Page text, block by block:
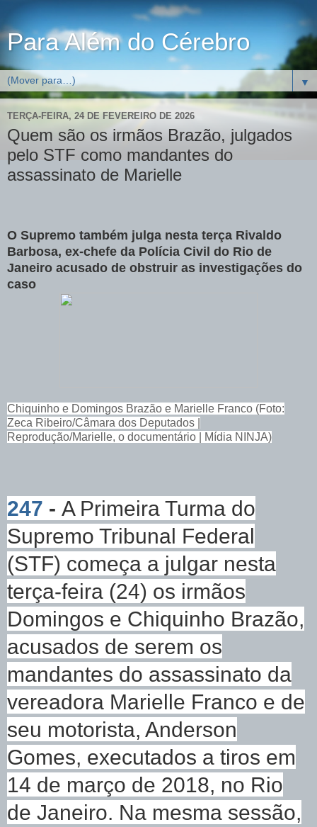
Para Além do Cérebro
▼
TERÇA-FEIRA, 24 DE FEVEREIRO DE 2026
Quem são os irmãos Brazão, julgados
pelo STF como mandantes do
assassinato de Marielle
O Supremo também julga nesta terça Rivaldo
Barbosa, ex-chefe da Polícia Civil do Rio de
Janeiro acusado de obstruir as investigações do
caso
Chiquinho e Domingos Brazão e Marielle Franco (Foto:
Zeca Ribeiro/Câmara dos Deputados |
Reprodução/Marielle, o documentário | Mídia NINJA)
247 - A Primeira Turma do
Supremo Tribunal Federal
(STF) começa a julgar nesta
terça-feira (24) os irmãos
Domingos e Chiquinho Brazão,
acusados de serem os
mandantes do assassinato da
vereadora Marielle Franco e de
seu motorista, Anderson
Gomes, executados a tiros em
14 de março de 2018, no Rio
de Janeiro. Na mesma sessão,